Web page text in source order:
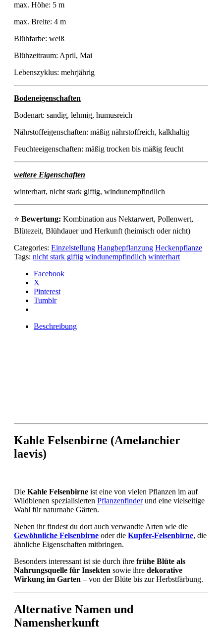
max. Höhe: 5 m
max. Breite: 4 m
Blühfarbe: weiß
Blühzeitraum: April, Mai
Lebenszyklus: mehrjährig
Bodeneigenschaften
Bodenart: sandig, lehmig, humusreich
Nährstoffeigenschaften: mäßig nährstoffreich, kalkhaltig
Feuchteeigenschaften: mäßig trocken bis mäßig feucht
weitere Eigenschaften
winterhart, nicht stark giftig, windunempfindlich
⭐ Bewertung: Kombination aus Nektarwert, Pollenwert,
Blütezeit, Blühdauer und Herkunft (heimisch oder nicht)
Categories: Einzelstellung Hangbepflanzung Heckenpflanze
Tags: nicht stark giftig windunempfindlich winterhart
Facebook
X
Pinterest
Tumblr
Beschreibung
Kahle Felsenbirne (Amelanchier
laevis)
Die Kahle Felsenbirne ist eine von vielen Pflanzen im auf
Wildbienen spezialisierten Pflanzenfinderund eine vielseitige
Wahl für naturnahe Gärten.
Neben ihr findest du dort auch verwandte Arten wie die
Gewöhnliche Felsenbirne oder die Kupfer-Felsenbirne, die
ähnliche Eigenschaften mitbringen.
Besonders interessant ist sie durch ihre frühe Blüte als
Nahrungsquelle für Insekten sowie ihre dekorative
Wirkung im Garten – von der Blüte bis zur Herbstfärbung.
Alternative Namen und
Namensherkunft